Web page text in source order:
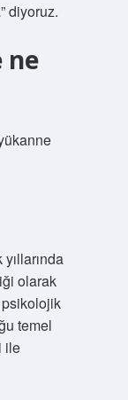
diyoruz.
ne
olarak
temel
ile